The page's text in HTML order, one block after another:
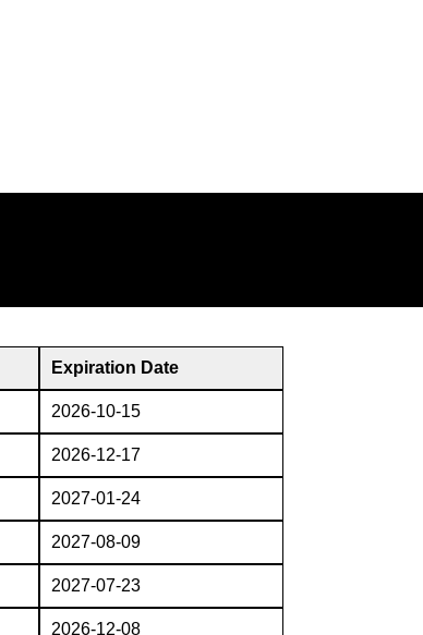
Expiration Date
2026-10-15
2026-12-17
2027-01-24
2027-08-09
2027-07-23
2026-12-08